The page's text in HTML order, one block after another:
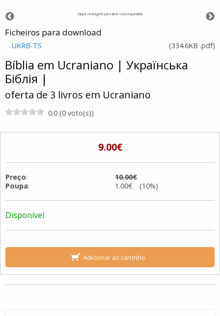
Clique na imagem para abrir vista expandida
Ficheiros para download
UKRB-TS (334.6KB .pdf)
Bíblia em Ucraniano | Українська
Біблія |
oferta de 3 livros em Ucraniano
0.0 (0 voto(s))
9.00€
Preço:
10.00€
Poupa: 1.00€ (10%)
Disponível
Adicionar ao carrinho